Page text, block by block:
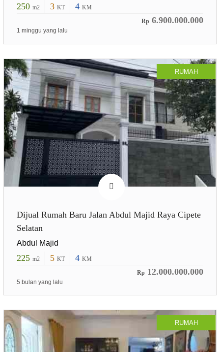
250 m2 3 KT 4 KM
Rp 6.900.000.000
1 minggu yang lalu
RUMAH
Dijual Rumah Baru Jalan Abdul Majid Raya Cipete
Selatan
Abdul Majid
225 m2 5 KT 4 KM
Rp 12.000.000.000
5 bulan yang lalu
RUMAH